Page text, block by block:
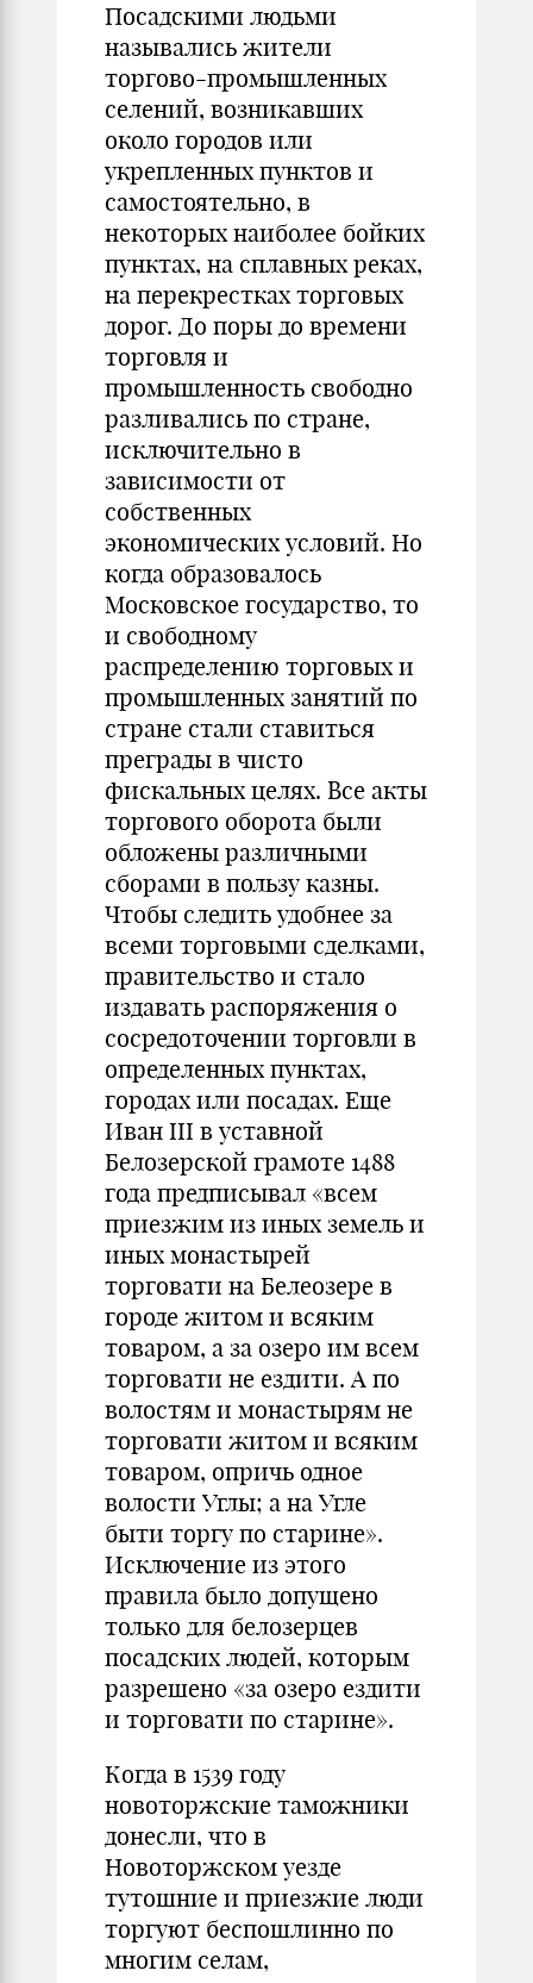
Посадскими людьми
назывались жители
торгово-промышленных
селений, возникавших
около городов или
укрепленных пунктов и
самостоятельно, в
некоторых наиболее бойких
пунктах, на сплавных реках,
на перекрестках торговых
дорог. До поры до времени
торговля и
промышленность свободно
разливались по стране,
исключительно в
зависимости от
собственных
экономических условий. Но
когда образовалось
Московское государство, то
и свободному
распределению торговых и
промышленных занятий по
стране стали ставиться
преграды в чисто
фискальных целях. Все акты
торгового оборота были
обложены различными
сборами в пользу казны.
Чтобы следить удобнее за
всеми торговыми сделками,
правительство и стало
издавать распоряжения о
сосредоточении торговли в
определенных пунктах,
городах или посадах. Еще
Иван III в уставной
Белозерской грамоте 1488
года предписывал «всем
приезжим из иных земель и
иных монастырей
торговати на Белеозере в
городе житом и всяким
товаром, а за озеро им всем
торговати не ездити. А по
волостям и монастырям не
торговати житом и всяким
товаром, опричь одное
волости Углы; а на Угле
быти торгу по старине».
Исключение из этого
правила было допущено
только для белозерцев
посадских людей, которым
разрешено «за озеро ездити
и торговати по старине».
Когда в 1539 году
новоторжские таможники
донесли, что в
Новоторжском уезде
тутошние и приезжие люди
торгуют беспошлинно по
многим селам,